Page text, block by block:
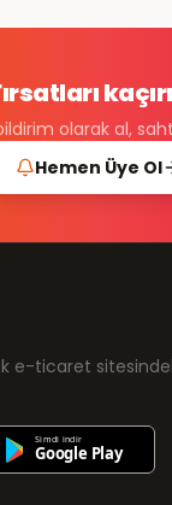
olarak al,
Hemen Üye Ol
e-ticaret